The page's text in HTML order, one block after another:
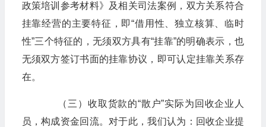
政策培训参考材料》及相关司法案例，双方关系符合
挂靠经营的主要特征，即“借用性、独立核算、临时
性”三个特征的，无须双方具有“挂靠”的明确表示，也
无须双方签订书面的挂靠协议，即可认定挂靠关系存
在。
（三）收取货款的“散户”实际为回收企业人
员，构成资金回流。对于此，我们认为：回收企业提